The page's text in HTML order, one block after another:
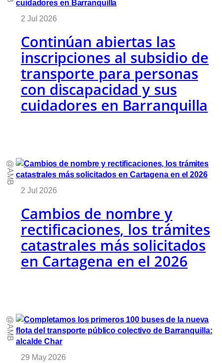
2 Jul 2026
Continúan abiertas las
inscripciones al subsidio de
transporte para personas
con discapacidad y sus
cuidadores en Barranquilla
@AMB
2 Jul 2026
Cambios de nombre y
rectificaciones, los trámites
catastrales más solicitados
en Cartagena en el 2026
@AMB
29 May 2026